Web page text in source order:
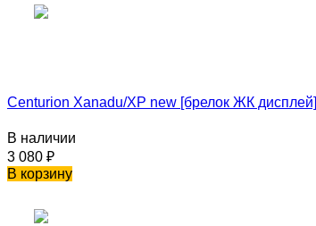
Centurion Xanadu/XP new [брелок ЖК дисплей]
В наличии
3 080 ₽
В корзину